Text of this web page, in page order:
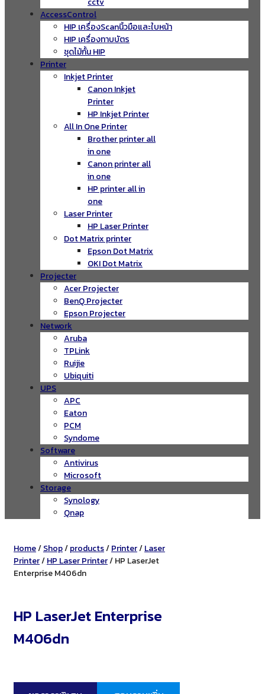
AccessControl
HIP เครื่องScanนิ้วมือและใบหน้า
HIP เครื่องทาบบัตร
ชุดไม้กั้น HIP
Printer
Inkjet Printer
Canon Inkjet
Printer
HP Inkjet Printer
All In One Printer
Brother printer all
in one
Canon printer all
in one
HP printer all in
one
Laser Printer
HP Laser Printer
Dot Matrix printer
Epson Dot Matrix
OKI Dot Matrix
Projecter
Acer Projecter
BenQ Projecter
Epson Projecter
Network
Aruba
TPLink
Ruijie
Ubiquiti
UPS
APC
Eaton
PCM
Syndome
Software
Antivirus
Microsoft
Storage
Synology
Qnap
Home/Shop/products/Printer/Laser
Printer/HP Laser Printer/ HP LaserJet
Enterprise M406dn
HP LaserJet Enterprise
M406dn